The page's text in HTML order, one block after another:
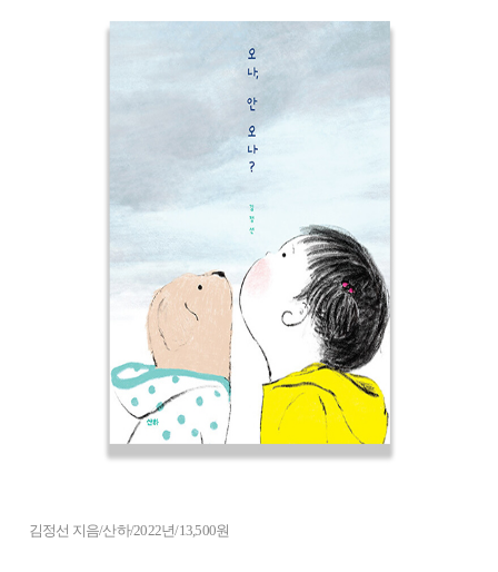
김정선 지음/산하/2022년/13,500원